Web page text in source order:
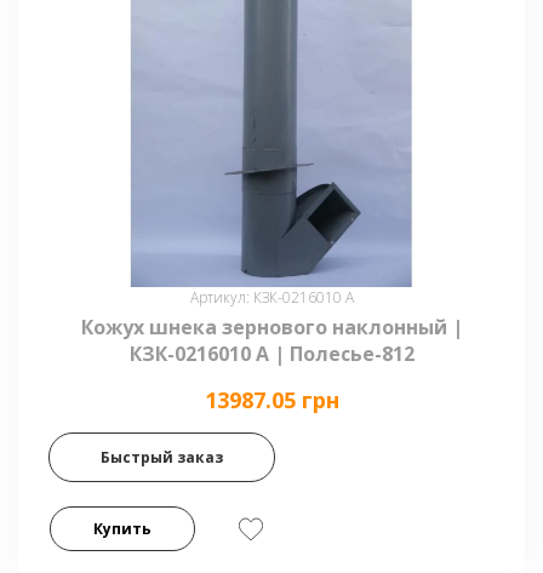
Артикул: КЗК-0216010 А
Кожух шнека зернового наклонный |
КЗК-0216010 А | Полесье-812
13987.05 грн
Быстрый заказ
Купить